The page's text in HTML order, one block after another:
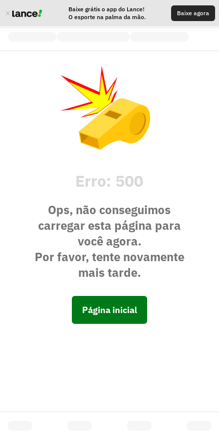
Baixe grátis o app do Lance!
O esporte na palma da mão.
Baixe agora
Erro: 500
Ops, não conseguimos
carregar esta página para
você agora.
Por favor, tente novamente
mais tarde.
Página inicial